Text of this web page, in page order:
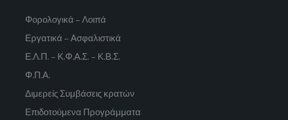
Φορολογικά – Λοιπά
Εργατικά – Ασφαλιστικά
Ε.Λ.Π. – Κ.Φ.Α.Σ. – Κ.Β.Σ.
Φ.Π.Α.
Διμερείς Συμβάσεις κρατών
Επιδοτούμενα Προγράμματα